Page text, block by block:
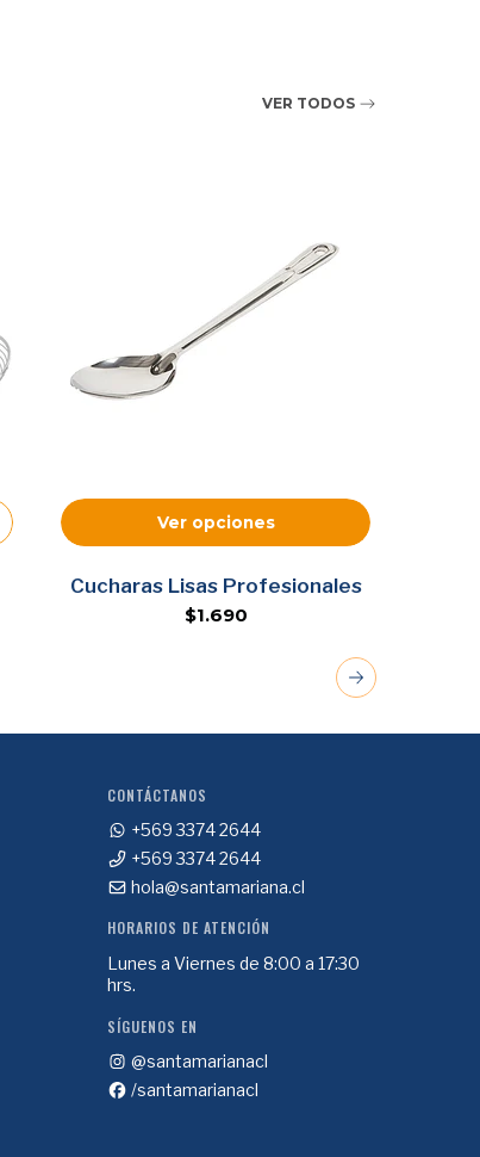
VER TODOS
Ver opciones
Cucharas Lisas Profesionales
$1.690
CONTÁCTANOS
+569 3374 2644
+569 3374 2644
hola@santamariana.cl
HORARIOS DE ATENCIÓN
Lunes a Viernes de 8:00 a 17:30
hrs.
SÍGUENOS EN
@santamarianacl
/santamarianacl